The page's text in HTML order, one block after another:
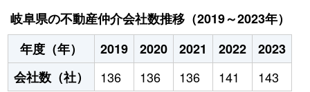
岐阜県の不動産仲介会社数推移（2019～2023年）
年度（年）
2019 2020 2021 2022
2023
会社数（社）
136 136 136 141 143